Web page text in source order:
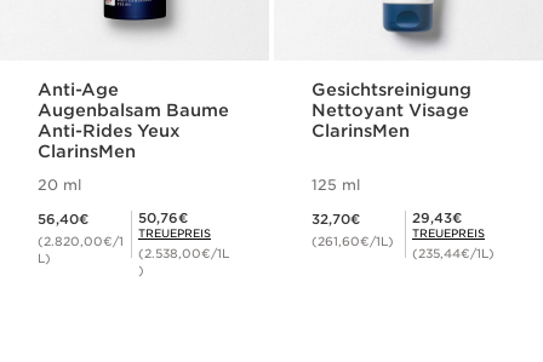
Anti-Age
Augenbalsam Baume
Anti-Rides Yeux
ClarinsMen
20 ml
56,40€
(2.820,00€/1
L)
Mitgliederpreis 50,76€
50,76€
TREUEPREIS
(2.538,00€/1L
)
Gesichtsreinigung
Nettoyant Visage
ClarinsMen
125 ml
32,70€
(261,60€/1L)
Mitgliederpreis 29,43€
29,43€
TREUEPREIS
(235,44€/1L)